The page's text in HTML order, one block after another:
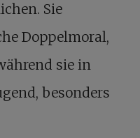
Sie
Doppelmoral,
sie in
besonders